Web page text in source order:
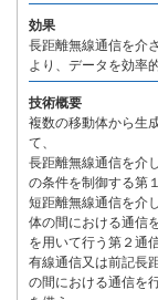
効果
長距離無線通信を介
より、データを効率
技術概要
複数の移動体から生
て、
長距離無線通信を介
の条件を制御する第
短距離無線通信を介
体の間における通信
を用いて行う第２通
有線通信又は前記長
の間における通信を